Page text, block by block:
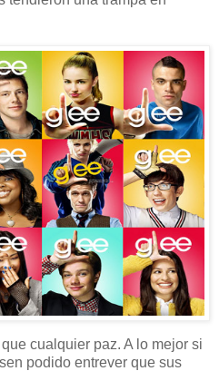
cualquier paz. A lo mejor si
podido entrever que sus